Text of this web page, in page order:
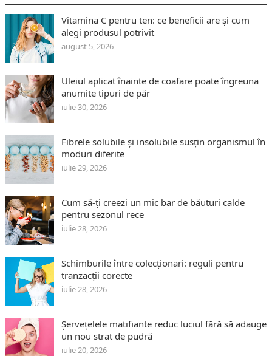
Vitamina C pentru ten: ce beneficii are și cum
alegi produsul potrivit
august 5, 2026
Uleiul aplicat înainte de coafare poate îngreuna
anumite tipuri de păr
iulie 30, 2026
Fibrele solubile și insolubile susțin organismul în
moduri diferite
iulie 29, 2026
Cum să-ți creezi un mic bar de băuturi calde
pentru sezonul rece
iulie 28, 2026
Schimburile între colecționari: reguli pentru
tranzacții corecte
iulie 28, 2026
Șervețelele matifiante reduc luciul fără să adauge
un nou strat de pudră
iulie 20, 2026